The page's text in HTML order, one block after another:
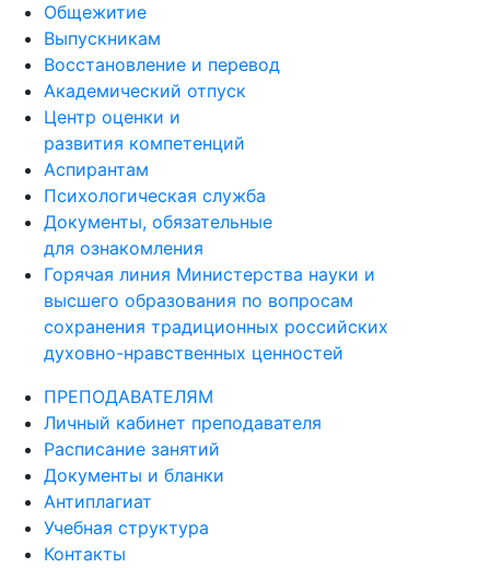
Общежитие
Выпускникам
Восстановление и перевод
Академический отпуск
Центр оценки и
развития компетенций
Аспирантам
Психологическая служба
Документы, обязательные
для ознакомления
Горячая линия Министерства науки и
высшего образования по вопросам
сохранения традиционных российских
духовно-нравственных ценностей
ПРЕПОДАВАТЕЛЯМ
Личный кабинет преподавателя
Расписание занятий
Документы и бланки
Антиплагиат
Учебная структура
Контакты